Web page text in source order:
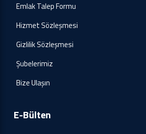
Emlak Talep Formu
Hizmet Sözleşmesi
Gizlilik Sözleşmesi
Şubelerimiz
Bize Ulaşın
E-Bülten